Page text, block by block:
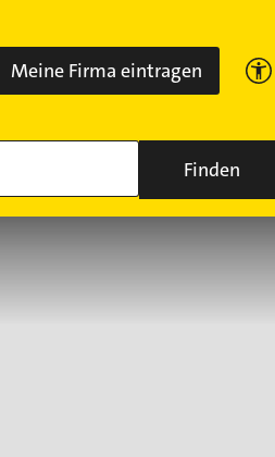
Meine Firma eintragen
Finden